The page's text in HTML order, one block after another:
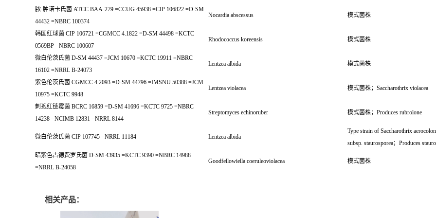
脓-肿诺卡氏菌 ATCC BAA-279 =CCUG 45938 =CIP 106822 =D-SM
44432 =NBRC 100374
Nocardia abscessus 模式菌株
韩国红球菌 CIP 106721 =CGMCC 4.1822 =D-SM 44498 =KCTC
0569BP =NBRC 100607
Rhodococcus koreensis 模式菌株
微白伦茨氏菌 D-SM 44437 =JCM 10670 =KCTC 19911 =NBRC
16102 =NRRL B-24073
Lentzea albida 模式菌株
紫色伦茨氏菌 CGMCC 4.2093 =D-SM 44796 =IMSNU 50388 =JCM
10975 =KCTC 9948
Lentzea violacea 模式菌株；Saccharothrix violacea
刺孢红链霉菌 BCRC 16859 =D-SM 41696 =KCTC 9725 =NBRC
14238 =NCIMB 12831 =NRRL 8144
Streptomyces echinoruber 模式菌株；Produces rubrolone
微白伦茨氏菌 CIP 107745 =NRRL 11184 Lentzea albida
Type strain of Saccharothrix
subsp. staurosporea；Produces
暗紫色古德费罗氏菌 D-SM 43935 =KCTC 9390 =NBRC 14988
=NRRL B-24058
Goodfellowiella coeruleoviolacea 模式菌株
相关产品：